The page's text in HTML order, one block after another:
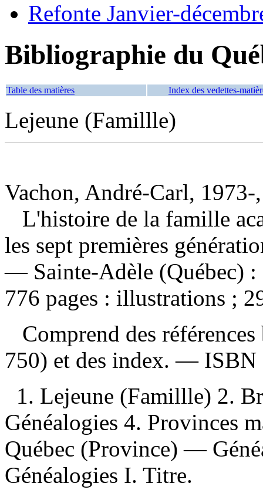
Refonte Janvier-
Bibliographie du
Table des matières Index des vedettes-
Lejeune (Famillle)
Vachon, André-Carl, 1973-
L'histoire de la famille
les sept premières
— Sainte-Adèle
776 pages : illustrations ;
Comprend des
750) et des index. — ISBN
1. Lejeune (Famillle) 2.
Généalogies 4. Provinces
Québec (Province) —
Généalogies I. Titre.